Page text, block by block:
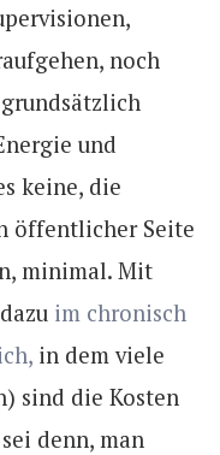
noch
und
keine, die
öffentlicher Seite
minimal. Mit
im chronisch
in dem viele
sind die Kosten
denn, man